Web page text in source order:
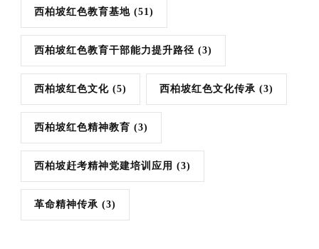
西柏坡红色教育基地 (51)
西柏坡红色教育干部能力提升路径 (3)
西柏坡红色文化 (5) 西柏坡红色文化传承 (3)
西柏坡红色精神教育 (3)
西柏坡赶考精神党建培训应用 (3)
革命精神传承 (3)